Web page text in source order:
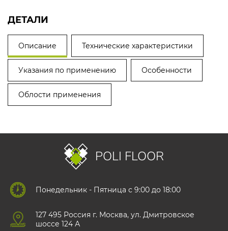
ДЕТАЛИ
Описание Технические характеристики
Указания по применению Особенности
Облости применения
POLI FLOOR
Понедельник - Пятница с 9:00 до 18:00
127 495 Роccия г. Москва, ул. Дмитровское
шоссе 124 А